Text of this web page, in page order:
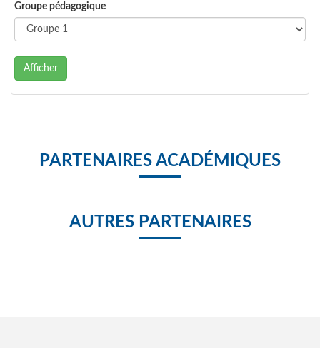
Groupe pédagogique
Afficher
PARTENAIRES ACADÉMIQUES
AUTRES PARTENAIRES